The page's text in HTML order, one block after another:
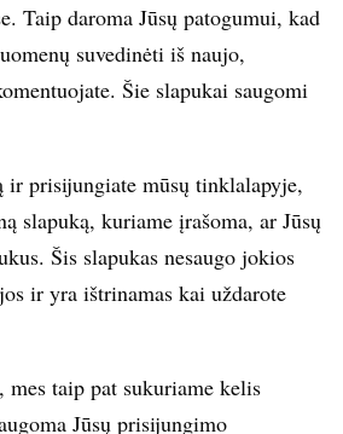
Taip daroma Jūsų patogumui, kad
suvedinėti iš naujo,
Šie slapukai saugomi
ir prisijungiate mūsų tinklalapyje,
slapuką, kuriame įrašoma, ar Jūsų
Šis slapukas nesaugo jokios
ir yra ištrinamas kai uždarote
taip pat sukuriame kelis
Jūsų prisijungimo